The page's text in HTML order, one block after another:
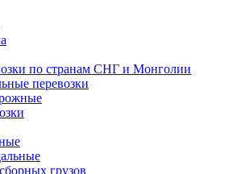
по странам СНГ и Монголии
перевозки
грузов